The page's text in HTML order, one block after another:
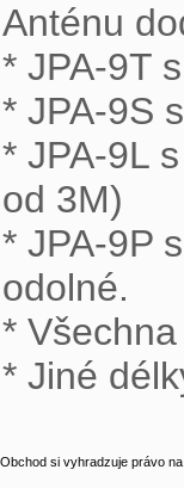
Anténu
* JPA-9T
* JPA-9S
* JPA-9L
od 3M)
* JPA-9P
odolné.
*
* Jiné
Obchod si vyhradzuje právo